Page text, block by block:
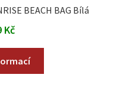
BEACH BAG Bílá
Kč